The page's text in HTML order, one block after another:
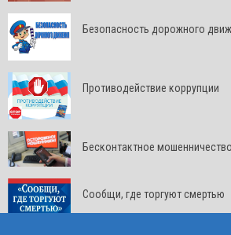
Безопасность дорожного
Противодействие коррупции
Бесконтактное мошенничество
Сообщи, где торгуют смертью